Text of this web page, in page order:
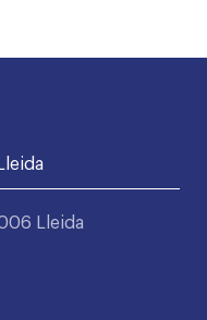
Lleida